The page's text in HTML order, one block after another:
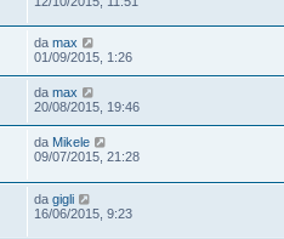
da max
01/09/2015, 1:26
da max
20/08/2015, 19:46
da Mikele
09/07/2015, 21:28
da gigli
16/06/2015, 9:23